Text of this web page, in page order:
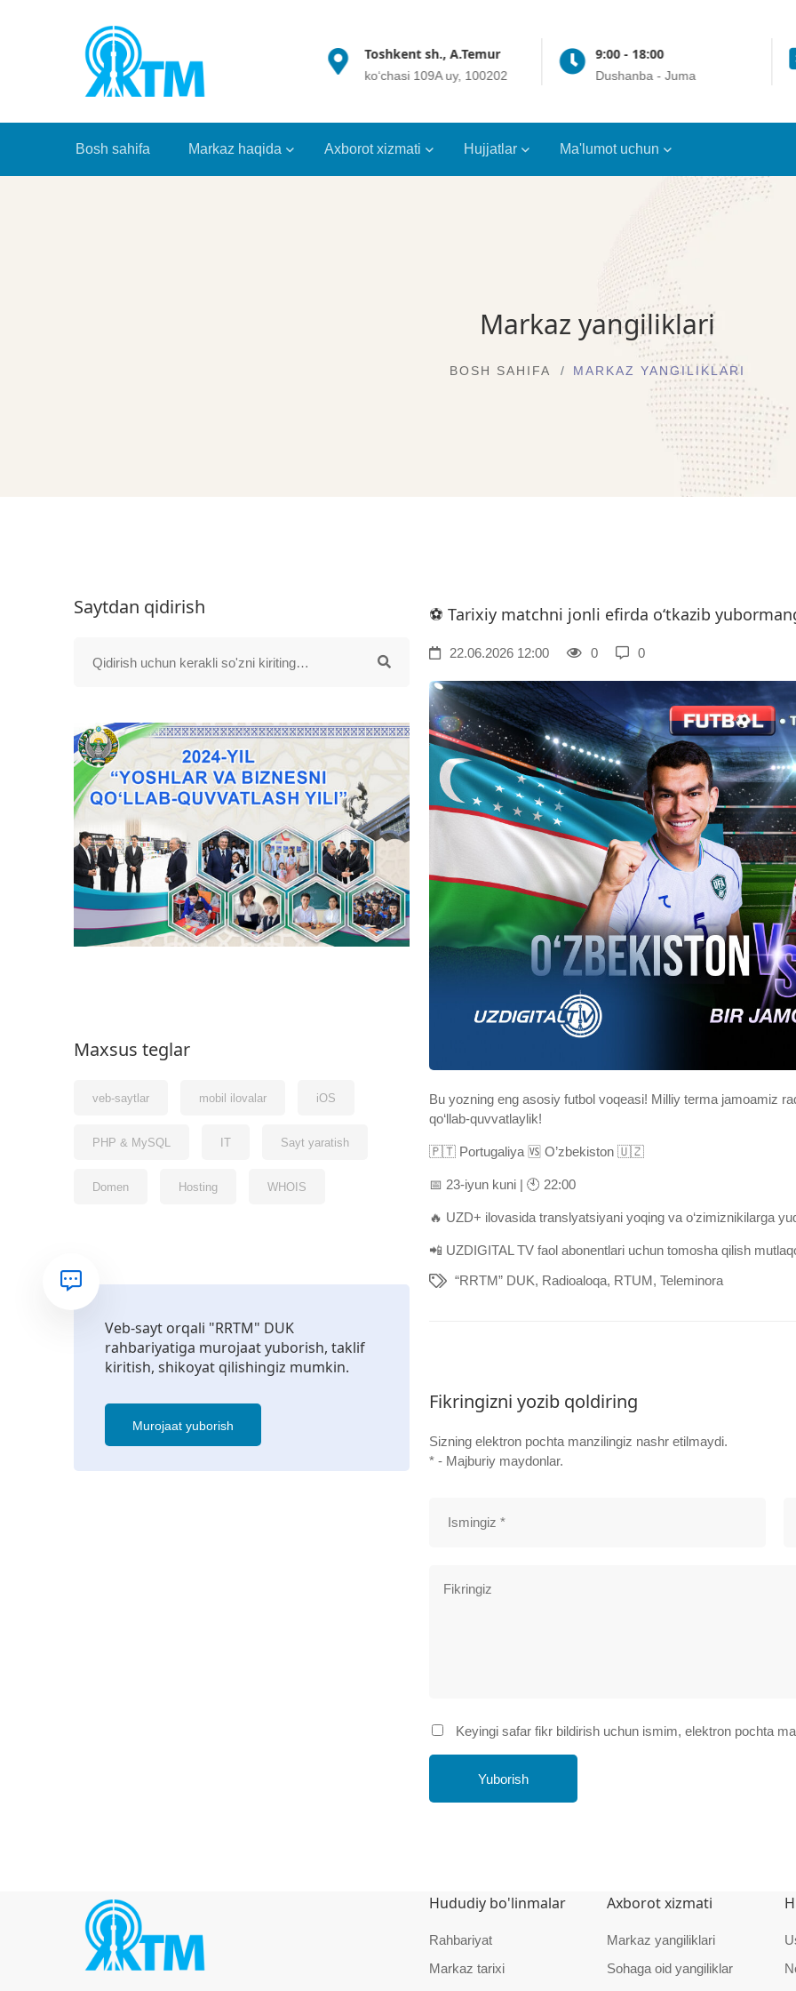
(+998 71) 202 35 49
info@crrt.uz
Toshkent sh., A.Temur
ko‘chasi 109A uy, 100202
9:00 - 18:00
Dushanba - Juma
Bosh sahifa Markaz haqida Axborot xizmati Hujjatlar Ma'lumot uchun
Markaz yangiliklari
BOSH SAHIFA MARKAZ YANGILIKLARI
Saytdan qidirish
Maxsus teglar
veb-saytlar mobil ilovalar iOS
PHP & MySQL IT Sayt yaratish
Domen Hosting WHOIS
Veb-sayt orqali "RRTM" DUK
rahbariyatiga murojaat yuborish, taklif
kiritish, shikoyat qilishingiz mumkin.
Murojaat yuborish
⚽️ Tarixiy matchni jonli efirda o‘tkazib
22.06.2026 12:00 0 0
Bu yozning eng asosiy futbol voqeasi! Milliy terma jamoamiz
qo‘llab-quvvatlaylik!
🇵🇹 Portugaliya 🆚 O’zbekiston 🇺🇿
📅 23-iyun kuni | 🕙 22:00
🔥 UZD+ ilovasida translyatsiyani yoqing va o‘zimiznikilarga
📲 UZDIGITAL TV faol abonentlari uchun tomosha qilish
“RRTM” DUK, Radioaloqa, RTUM,Teleminora
Fikringizni yozib qoldiring
Sizning elektron pochta manzilingiz nashr etilmaydi.
* - Majburiy maydonlar.
Keyingi safar fikr bildirish uchun ismim, elektron pochta
Yuborish
Hududiy bo'linmalar
Rahbariyat
Markaz tarixi
Axborot xizmati
Markaz yangiliklari
Sohaga oid yangiliklar